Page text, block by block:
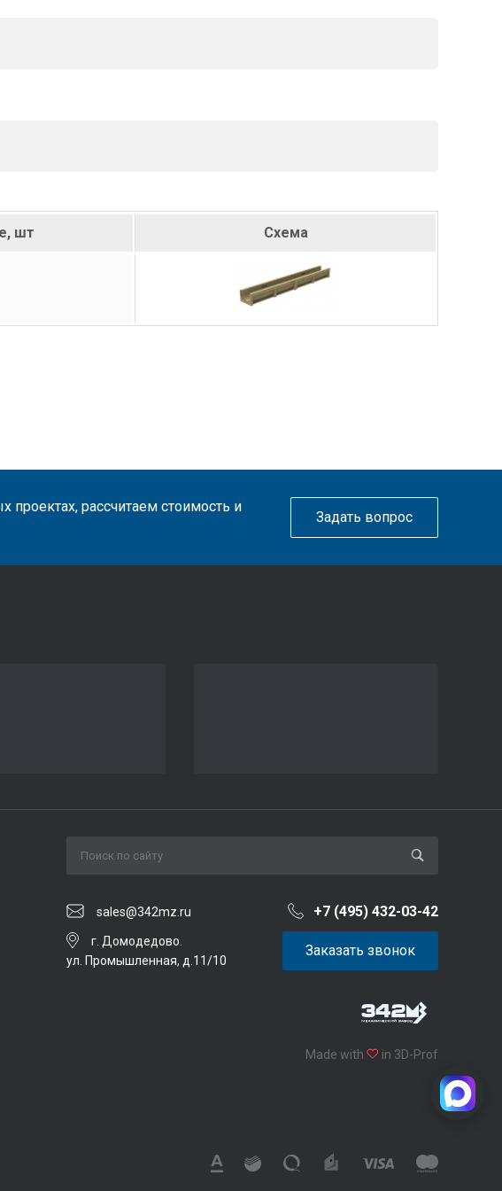
шт Схема
проектах, рассчитаем стоимость и
Задать вопрос
sales@342mz.ru +7 (495) 432-03-42
г. Домодедово.
ул. Промышленная, д.11/10
Заказать звонок
Made with in 3D-Prof